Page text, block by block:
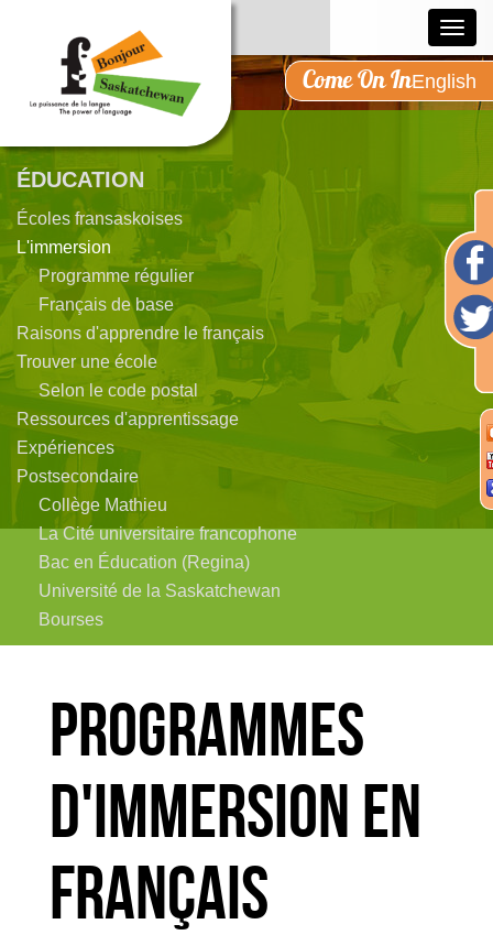
Come On InEnglish
ÉDUCATION
Écoles fransaskoises
L'immersion
Programme régulier
Français de base
Raisons d'apprendre le français
Trouver une école
Selon le code postal
Ressources d'apprentissage
Expériences
Postsecondaire
Collège Mathieu
La Cité universitaire francophone
Bac en Éducation (Regina)
Université de la Saskatchewan
Bourses
Programmes
d'immersion en
français